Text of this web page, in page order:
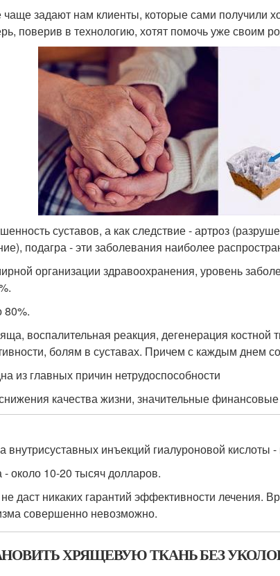
задают нам клиенты, которые сами получили
поверив в технологию, хотят помочь уже своим
суставов, а как следствие - артроз
подагра - эти заболевания наиболее
организации здравоохранения, уровень
80%.
воспалительная реакция, дегенерация костной
болям в суставах. Причем с каждым днем
из главных причин нетрудоспособности
качества жизни, значительные
внутрисуставных инъекций гиалуроновой кислоты
около 10-20 тысяч долларов.
даст никаких гарантий эффективности лечения.
совершенно невозможно.
ХРЯЩЕВУЮ ТКАНЬ БЕЗ